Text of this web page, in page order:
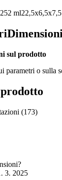
ml
sul prodotto
parametri o sulla
(173)
3. 2025